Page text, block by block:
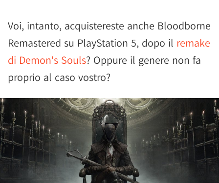
Voi, intanto, acquistereste anche Bloodborne
Remastered su PlayStation 5, dopo il remake
di Demon's Souls? Oppure il genere non fa
proprio al caso vostro?